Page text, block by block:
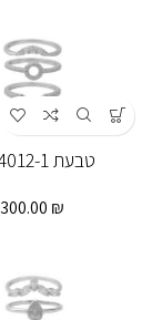
טבעת KSI4012-1
300.00 ₪